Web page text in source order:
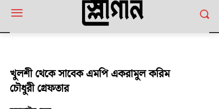
খুলশী থেকে সাবেক এমপি একরামুল করিম
চৌধুরী গ্রেফতার